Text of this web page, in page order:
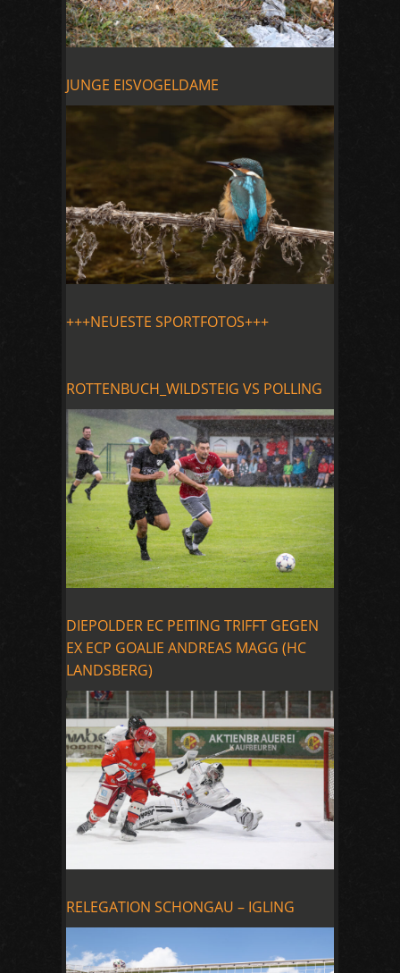
JUNGE EISVOGELDAME
+++NEUESTE SPORTFOTOS+++
ROTTENBUCH_WILDSTEIG VS POLLING
DIEPOLDER EC PEITING TRIFFT GEGEN
EX ECP GOALIE ANDREAS MAGG (HC
LANDSBERG)
RELEGATION SCHONGAU – IGLING